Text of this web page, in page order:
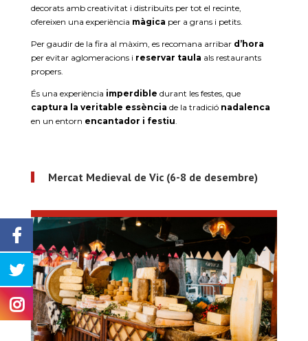
decorats amb creativitat i distribuïts per tot el recinte,
ofereixen una experiència màgica per a grans i petits.
Per gaudir de la fira al màxim, es recomana arribar d’hora
per evitar aglomeracions i reservar taula als restaurants
propers.
És una experiència imperdible durant les festes, que
captura la veritable essència de la tradició nadalenca
en un entorn encantador i festiu
Mercat Medieval de Vic (6-8 de desembre)